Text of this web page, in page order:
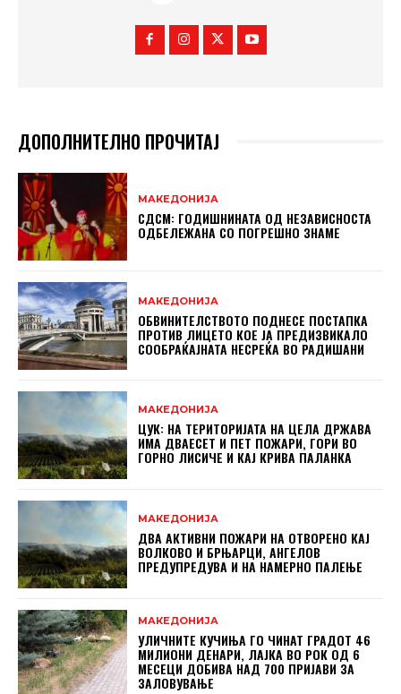
ДОПОЛНИТЕЛНО ПРОЧИТАЈ
МАКЕДОНИЈА
СДСМ: ГОДИШНИНАТА ОД НЕЗАВИСНОСТА
ОДБЕЛЕЖАНА СО ПОГРЕШНО ЗНАМЕ
МАКЕДОНИЈА
ОБВИНИТЕЛСТВОТО ПОДНЕСЕ ПОСТАПКА
ПРОТИВ ЛИЦЕТО КОЕ ЈА ПРЕДИЗВИКАЛО
СООБРАЌАЈНАТА НЕСРЕЌА ВО РАДИШАНИ
МАКЕДОНИЈА
ЦУК: НА ТЕРИТОРИЈАТА НА ЦЕЛА ДРЖАВА
ИМА ДВАЕСЕТ И ПЕТ ПОЖАРИ, ГОРИ ВО
ГОРНО ЛИСИЧЕ И КАЈ КРИВА ПАЛАНКА
МАКЕДОНИЈА
ДВА АКТИВНИ ПОЖАРИ НА ОТВОРЕНО КАЈ
ВОЛКОВО И БРЊАРЦИ, АНГЕЛОВ
ПРЕДУПРЕДУВА И НА НАМЕРНО ПАЛЕЊЕ
МАКЕДОНИЈА
УЛИЧНИТЕ КУЧИЊА ГО ЧИНАТ ГРАДОТ 46
МИЛИОНИ ДЕНАРИ, ЛАЈКА ВО РОК ОД 6
МЕСЕЦИ ДОБИВА НАД 700 ПРИЈАВИ ЗА
ЗАЛОВУВАЊЕ